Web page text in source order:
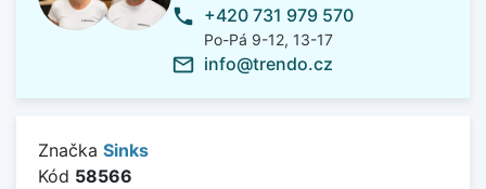
phone +420 731 979 570
Po-Pá 9-12, 13-17
mail_outline info@trendo.cz
Značka Sinks
Kód 58566